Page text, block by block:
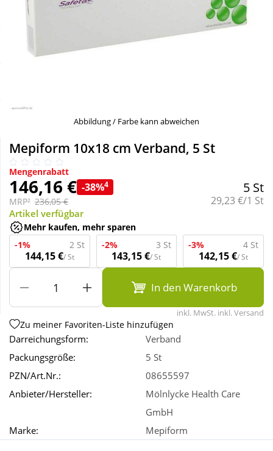
Sale
Täglich gut versorgt
Körperpflege & Kosmetik
Nahrungsergänzung
Natur & Homöopathie
Sanitätshaus
Sport & Fitness
Tierbedarf
Wellness
Abbildung / Farbe kann abweichen
Mepiform 10x18 cm Verband, 5 St
Mengenrabatt
146,16 € -38%4
MRP² 236,05 €
5 St
Grundpreis:
29,23 €/1 St
Artikel verfügbar
Mehr kaufen, mehr sparen
-1%
2 St
144,15 €/ St
-2% 3 St
143,15 €/ St
-3% 4 St
142,15 €/ St
In den Warenkorb
inkl. MwSt. inkl. Versand
Zu meiner Favoriten-Liste hinzufügen
Darreichungsform:
Verband
Packungsgröße:
5 St
PZN/Art.Nr.:
08655597
Anbieter/Hersteller:
Mölnlycke Health Care
GmbH
Marke:
Mepiform